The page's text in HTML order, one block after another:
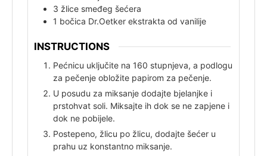
3 žlice smeđeg šećera
1 bočica Dr.Oetker ekstrakta od vanilije
INSTRUCTIONS
Pećnicu uključite na 160 stupnjeva, a podlogu
za pečenje obložite papirom za pečenje.
U posudu za miksanje dodajte bjelanjke i
prstohvat soli. Miksajte ih dok se ne zapjene i
dok ne pobijele.
Postepeno, žlicu po žlicu, dodajte šećer u
prahu uz konstantno miksanje.